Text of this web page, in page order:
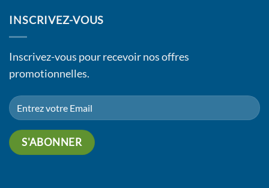
INSCRIVEZ-VOUS
Inscrivez-vous pour recevoir nos offres
promotionnelles.